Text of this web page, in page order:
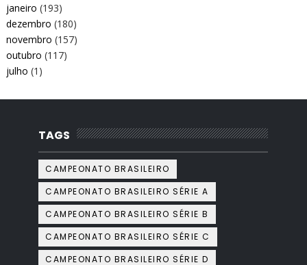
janeiro (193)
dezembro (180)
novembro (157)
outubro (117)
julho (1)
TAGS
CAMPEONATO BRASILEIRO
CAMPEONATO BRASILEIRO SÉRIE A
CAMPEONATO BRASILEIRO SÉRIE B
CAMPEONATO BRASILEIRO SÉRIE C
CAMPEONATO BRASILEIRO SÉRIE D